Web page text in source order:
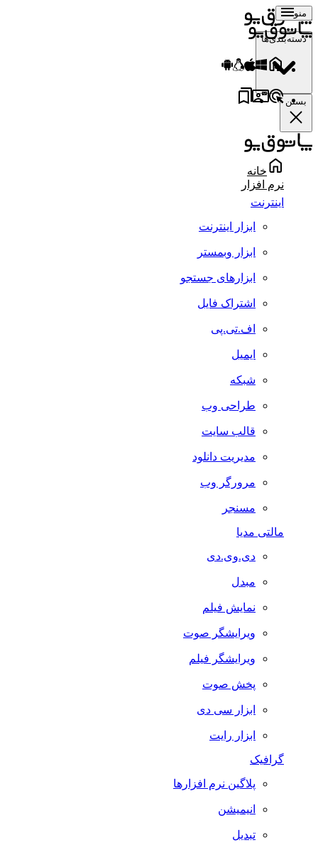
منو
دسته‌بندی‌ها
بستن
خانه
نرم افزار
اینترنت
ابزار اینترنت
ابزار وبمستر
ابزارهای جستجو
اشتراک فایل
اف.تی.پی
ایمیل
شبکه
طراحی وب
قالب سایت
مدیریت دانلود
مرورگر وب
مسنجر
مالتی مدیا
دی.وی.دی
مبدل
نمایش فیلم
ویرایشگر صوت
ویرایشگر فیلم
پخش صوت
ابزار سی دی
ابزار رایت
گرافیک
پلاگین نرم افزارها
انیمیشن
تبدیل